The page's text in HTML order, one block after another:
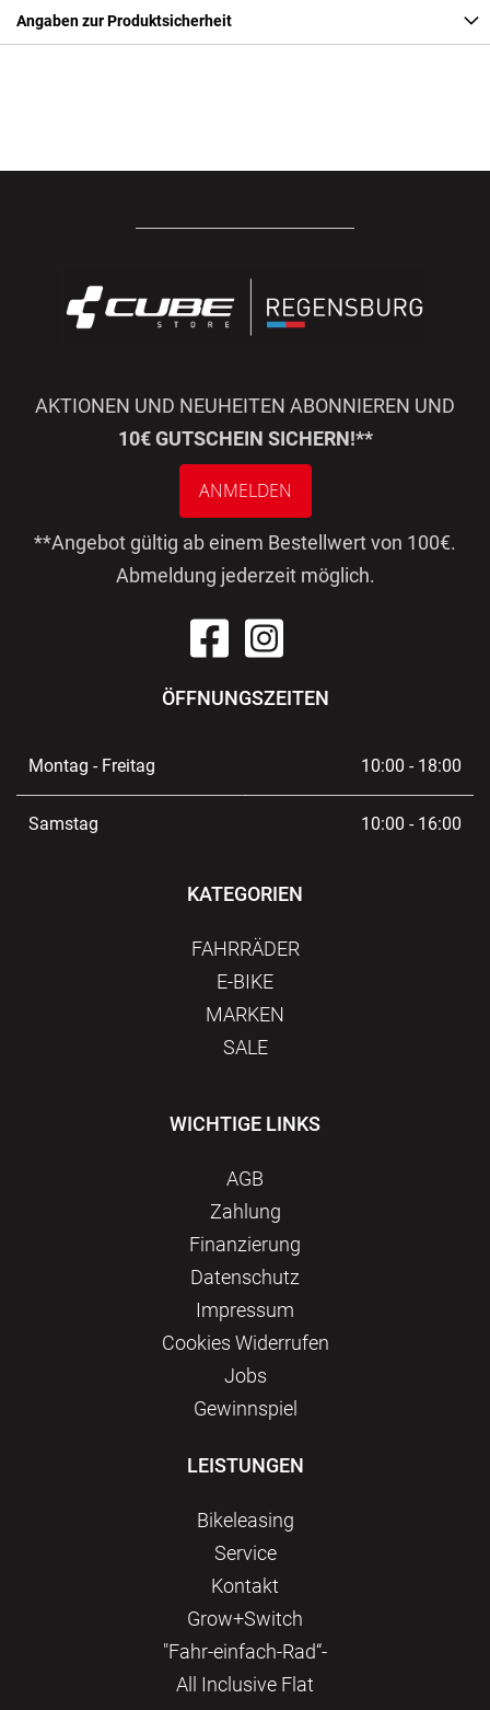
Angaben zur Produktsicherheit
AKTIONEN UND NEUHEITEN ABONNIEREN UND
10€ GUTSCHEIN SICHERN!**
ANMELDEN
**Angebot gültig ab einem Bestellwert von 100€.
Abmeldung jederzeit möglich.
ÖFFNUNGSZEITEN
Montag - Freitag 10:00 - 18:00
Samstag 10:00 - 16:00
KATEGORIEN
FAHRRÄDER
E-BIKE
MARKEN
SALE
WICHTIGE LINKS
AGB
Zahlung
Finanzierung
Datenschutz
Impressum
Сookies Widerrufen
Jobs
Gewinnspiel
LEISTUNGEN
Bikeleasing
Service
Kontakt
Grow+Switch
"Fahr-einfach-Rad“-
All Inclusive Flat